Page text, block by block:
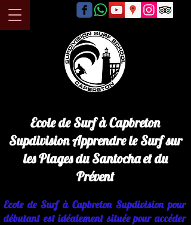
Ecole de Surf à Capbreton
Supdivision Apprendre le Surf sur
les Plages du Santocha et du
Prévent
Ecole de Surf à Capbreton Supdivision pour
débutant est idéalement située pour accéder